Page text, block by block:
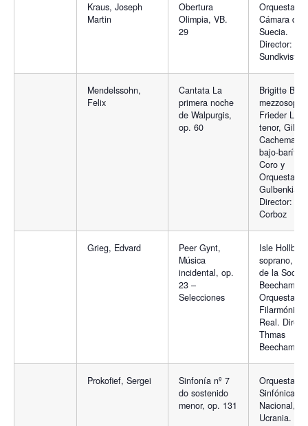
Kraus, Joseph
Martin
Obertura
Olimpia, VB.
29
Orquesta de
Cámara de
Suecia.
Director:
Sundkvist
Mendelssohn,
Felix
Cantata La
primera noche
de Walpurgis,
op. 60
Brigitte
Frieder
tenor, Gilles
bajo-
Coro y
Orquesta
Gulbenkian.
Director:
Corboz
Grieg, Edvard
Peer Gynt,
Música
incidental, op.
23 –
Selecciones
Isle
soprano,
de la
Beecham y
Orquesta
Filarmónica
Real.
Thmas
Beecham
Prokofief, Sergei
Sinfonía nº 7
do sostenido
menor, op. 131
Orquesta
Sinfónica
Nacional,
Ucrania.